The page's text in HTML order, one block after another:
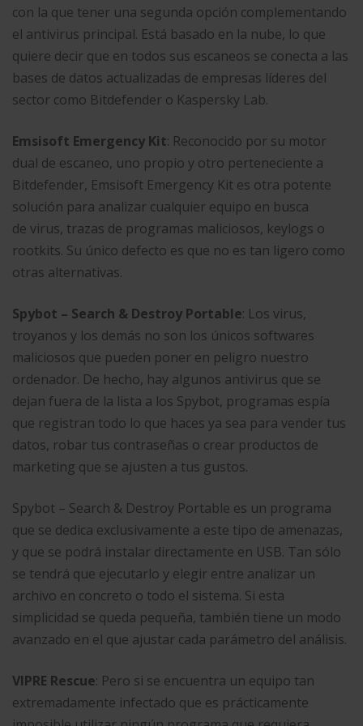
con la que tener una segunda opción complementando
el antivirus principal. Está basado en la nube, lo que
quiere decir que en todos sus escaneos se conecta a las
bases de datos actualizadas de empresas líderes del
sector como Bitdefender o Kaspersky Lab.
Emsisoft Emergency Kit: Reconocido por su motor
dual de escaneo, uno propio y otro perteneciente a
Bitdefender, Emsisoft Emergency Kit es otra potente
solución para analizar cualquier equipo en busca
de virus, trazas de programas maliciosos, keylogs o
rootkits. Su único defecto es que no es tan ligero como
otras alternativas.
Spybot – Search & Destroy Portable: Los virus,
troyanos y los demás no son los únicos softwares
maliciosos que pueden poner en peligro nuestro
ordenador. De hecho, hay algunos antivirus que se
dejan fuera de la lista a los Spybot, programas espía
que registran todo lo que haces ya sea para vender tus
datos, robar tus contraseñas o crear productos de
marketing que se ajusten a tus gustos.
Spybot – Search & Destroy Portable es un programa
que se dedica exclusivamente a este tipo de amenazas,
y que se podrá instalar directamente en USB. Tan sólo
se tendrá que ejecutarlo y elegir entre analizar un
archivo en concreto o todo el sistema. Si esta
simplicidad se queda pequeña, también tiene un modo
avanzado en el que ajustar cada parámetro del análisis.
VIPRE Rescue: Pero si se encuentra un equipo tan
extremadamente infectado que es prácticamente